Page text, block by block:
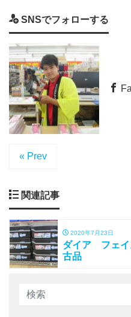
SNSでフォローする
« Prev
関連記事
2020年7月23日
ダイア フェ
古品